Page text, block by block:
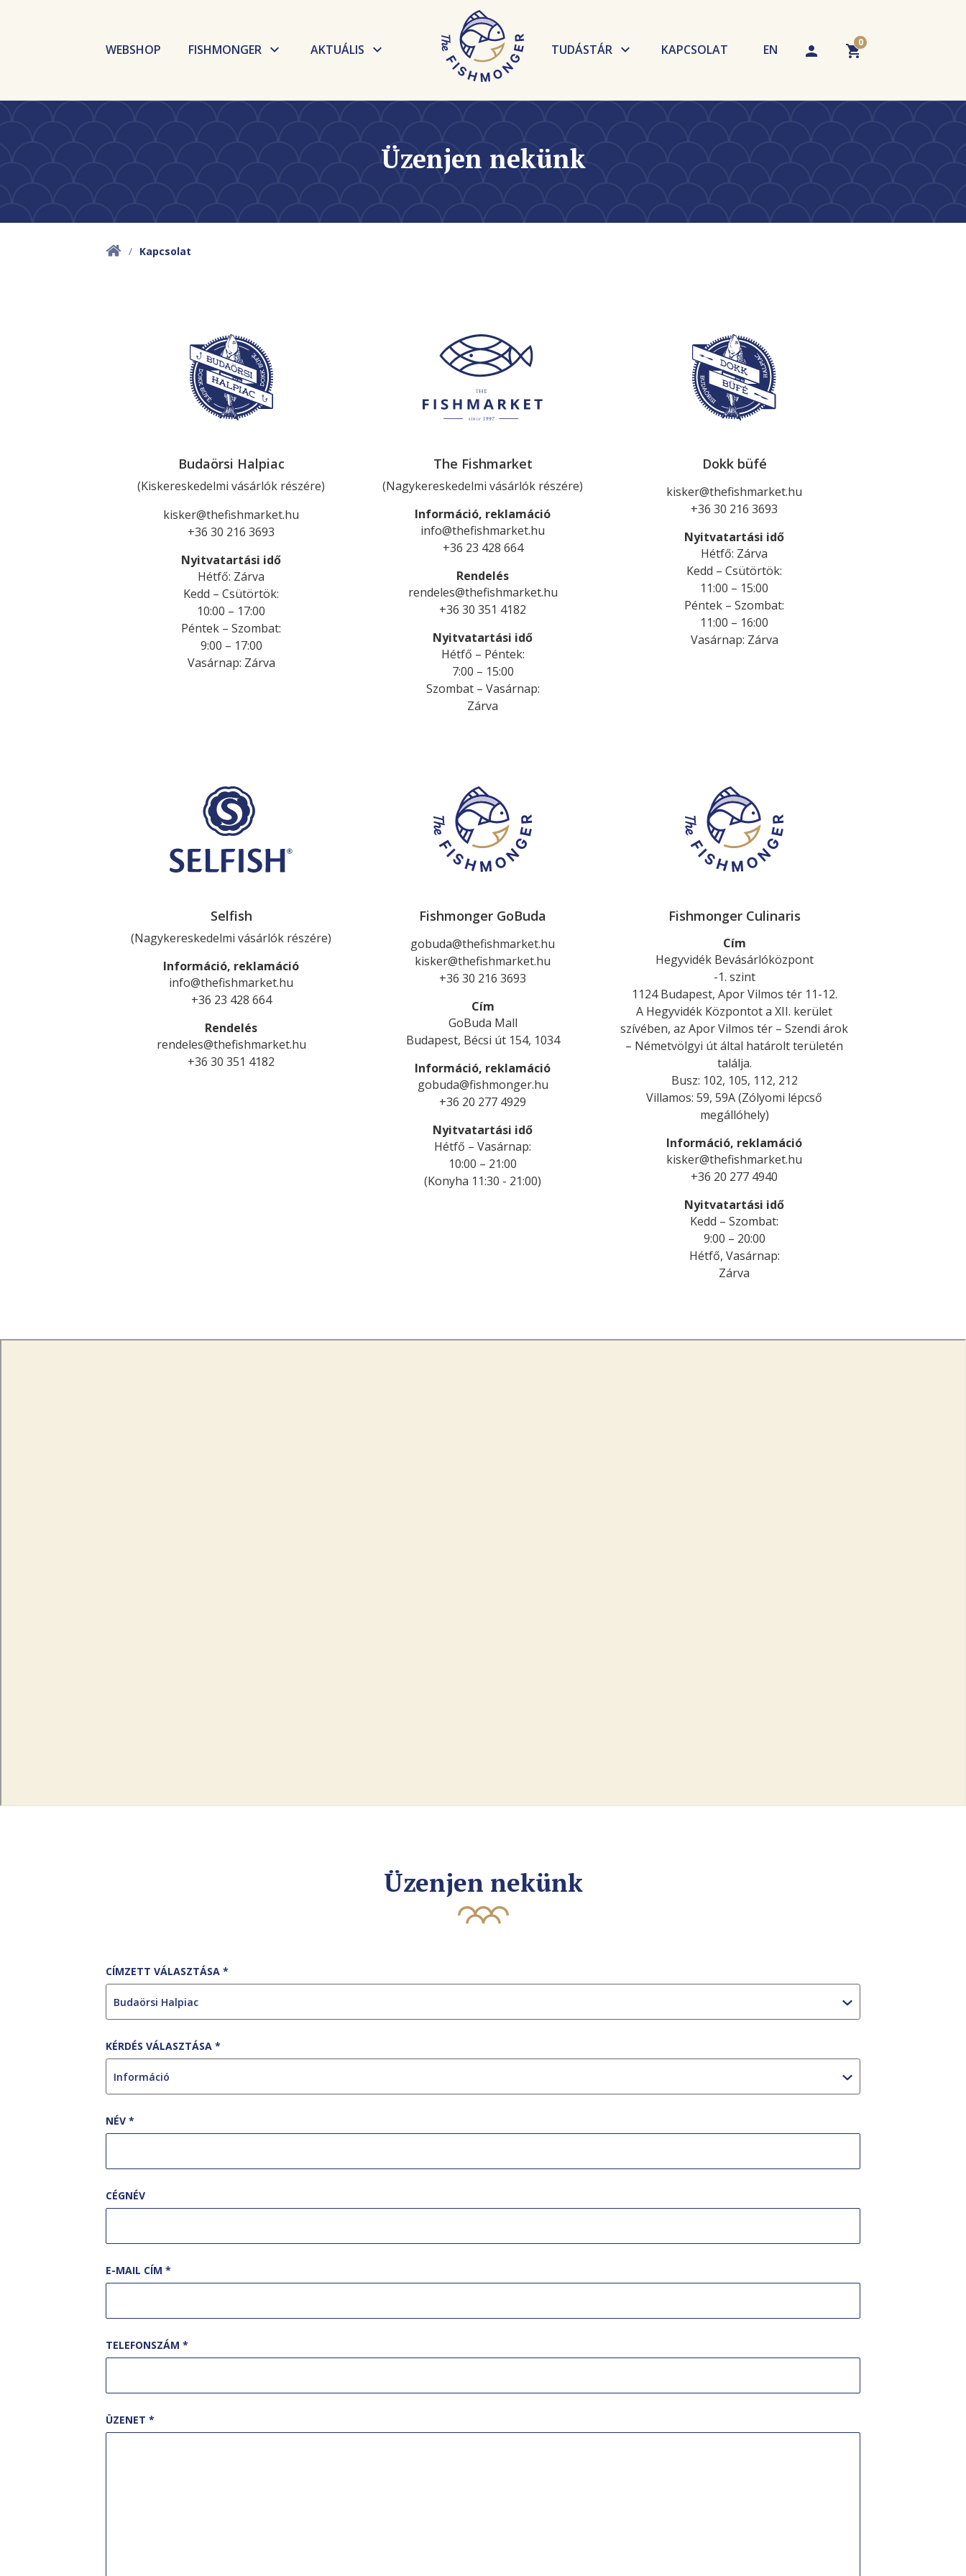
WEBSHOP FISHMONGER
Selfish
Culinaris
AKTUÁLIS
Események
TUDÁSTÁR
Receptek
KAPCSOLAT 0
EN
Üzenjen nekünk
Kapcsolat
Budaörsi Halpiac
(Kiskereskedelmi vásárlók részére)
kisker@thefishmarket.hu
+36 30 216 3693
Nyitvatartási idő
Hétfő: Zárva
Kedd – Csütörtök:
10:00 – 17:00
Péntek – Szombat:
9:00 – 17:00
Vasárnap: Zárva
The Fishmarket
(Nagykereskedelmi vásárlók részére)
Információ, reklamáció
info@thefishmarket.hu
+36 23 428 664
Rendelés
rendeles@thefishmarket.hu
+36 30 351 4182
Nyitvatartási idő
Hétfő – Péntek:
7:00 – 15:00
Szombat– Vasárnap:
Zárva
Dokk büfé
kisker@thefishmarket.hu
+36 30 216 3693
Nyitvatartási idő
Hétfő: Zárva
Kedd – Csütörtök:
11:00 – 15:00
Péntek – Szombat:
11:00 – 16:00
Vasárnap: Zárva
Selfish
(Nagykereskedelmi vásárlók részére)
Információ, reklamáció
info@thefishmarket.hu
+36 23 428 664
Rendelés
rendeles@thefishmarket.hu
+36 30 351 4182
Fishmonger GoBuda
gobuda@thefishmarket.hu
kisker@thefishmarket.hu
+36 30 216 3693
Cím
GoBuda Mall
Budapest, Bécsi út 154, 1034
Információ, reklamáció
gobuda@fishmonger.hu
+36 20 277 4929
Nyitvatartási idő
Hétfő – Vasárnap:
10:00 – 21:00
(Konyha 11:30 - 21:00)
Fishmonger Culinaris
Cím
Hegyvidék Bevásárlóközpont
-1. szint
1124 Budapest, Apor Vilmos tér 11-12.
A Hegyvidék Központot a XII. kerület
szívében, az Apor Vilmos tér – Szendi árok
– Németvölgyi út által határolt területén
találja.
Busz: 102, 105, 112, 212
Villamos: 59, 59A (Zólyomi lépcső
megállóhely)
Információ, reklamáció
kisker@thefishmarket.hu
+36 20 277 4940
Nyitvatartási idő
Kedd – Szombat:
9:00 – 20:00
Hétfő, Vasárnap:
Zárva
Üzenjen nekünk
CÍMZETT VÁLASZTÁSA *
KÉRDÉS VÁLASZTÁSA *
NÉV *
CÉGNÉV
E-MAIL CÍM *
TELEFONSZÁM *
ÜZENET *